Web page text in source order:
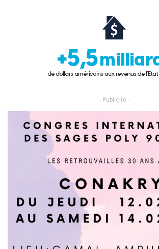
- Publicité -